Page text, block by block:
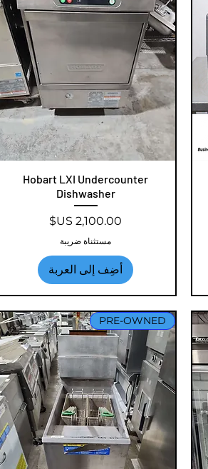
العرض السريع
Hobart LXI Undercounter
Dishwasher
السعر
مستثناة ضريبة
أضِف إلى العربة
PRE-OWNED